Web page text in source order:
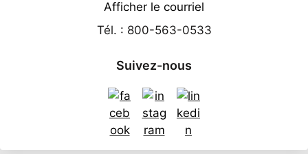
Afficher le courriel
Tél. : 800-563-0533
Suivez-nous